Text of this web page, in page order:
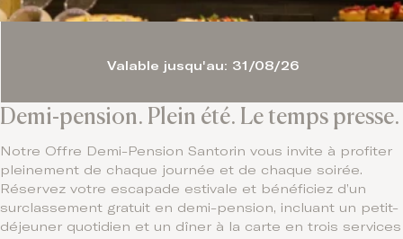
Demi-pension. Plein été. Le temps presse.
Notre Offre Demi-Pension Santorin vous invite à profiter
pleinement de chaque journée et de chaque soirée.
Réservez votre escapade estivale et bénéficiez d’un
surclassement gratuit en demi-pension, incluant un petit-
déjeuner quotidien et un dîner à la carte en trois services
Valable jusqu'au: 31/08/26